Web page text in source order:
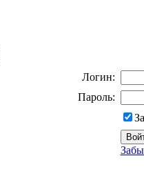
Логин:
Пароль: